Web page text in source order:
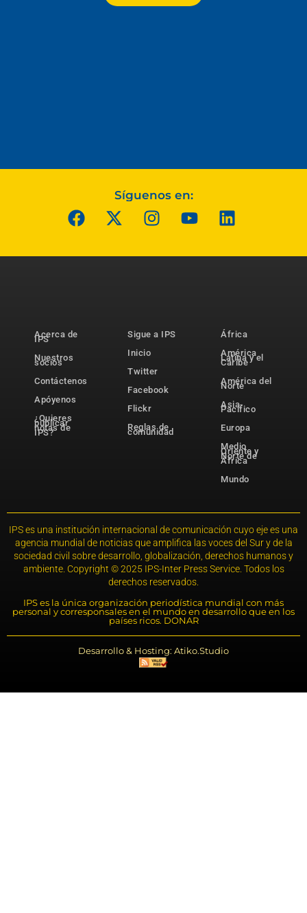
Síguenos en:
Acerca de
IPS
Nuestros
socios
Contáctenos
Apóyenos
¿Quieres
publicar
notas de
IPS?
Sigue a IPS
Inicio
Twitter
Facebook
Flickr
Reglas de
comunidad
África
América
Latina y el
Caribe
América del
Norte
Asia-
Pacífico
Europa
Medio
Oriente y
Norte de
África
Mundo
IPS es una institución internacional de comunicación cuyo eje es una
agencia mundial de noticias que amplifica las voces del Sur y de la
sociedad civil sobre desarrollo, globalización, derechos humanos y
ambiente. Copyright © 2025 IPS-Inter Press Service. Todos los
derechos reservados.
IPS es la única organización periodística mundial con más
personal y corresponsales en el mundo en desarrollo que en los
países ricos. DONAR
Desarrollo & Hosting: Atiko.Studio